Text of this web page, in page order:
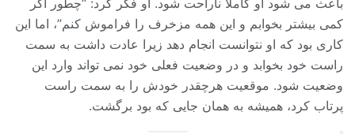
کمی بیشتر بخوابم و این همه مزخرف را فراموش کنم”، اما این
کاری بود که او نتوانست انجام دهد زیرا عادت داشت به سمت
راست خود بخوابد و در وضعیت فعلی خود نمی تواند وارد این
وضعیت شود. موقعیت هرچقدر خودش را به سمت راست
پرتاب کرد، همیشه به همان جایی که بود برگشت.